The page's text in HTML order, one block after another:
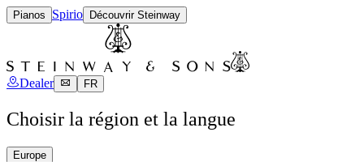
Pianos Spirio Découvrir Steinway
Dealer FR
Choisir la région et la langue
Europe